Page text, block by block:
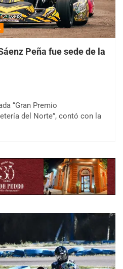
Peña fue sede de la
“Gran Premio
del Norte”, contó con la